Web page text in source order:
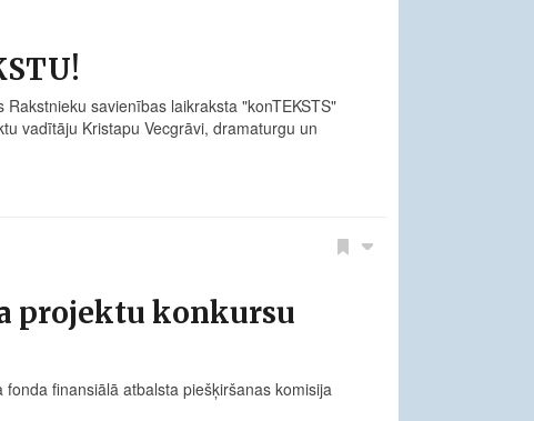
savienības laikraksta "konTEKSTS"
vadītāju Kristapu Vecgrāvi, dramaturgu un
projektu konkursu
finansiālā atbalsta piešķiršanas komisija